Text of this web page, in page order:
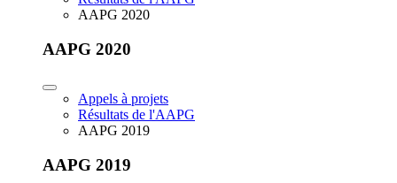
AAPG 2020
AAPG 2020
Appels à projets
Résultats de l'AAPG
AAPG 2019
AAPG 2019